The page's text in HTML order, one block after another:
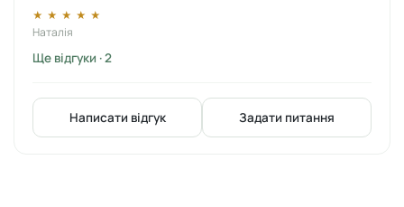
★ ★ ★ ★ ★
Наталія
Ще відгуки · 2
Написати відгук Задати питання